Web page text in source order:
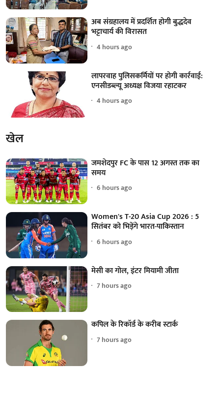
अब संग्रहालय में प्रदर्शित होगी बुद्धदेव
भट्टाचार्य की विरासत
4 hours ago
लापरवाह पुलिसकर्मियों पर होगी कार्रवाई:
एनसीडब्ल्यू अध्यक्ष विजया रहाटकर
4 hours ago
खेल
जमशेदपुर FC के पास 12 अगस्त तक का
समय
6 hours ago
Women's T-20 Asia Cup 2026 : 5
सितंबर को भिड़ेंगे भारत-पाकिस्तान
6 hours ago
मेसी का गोल, इंटर मियामी जीता
7 hours ago
कपिल के रिकॉर्ड के करीब स्टार्क
7 hours ago